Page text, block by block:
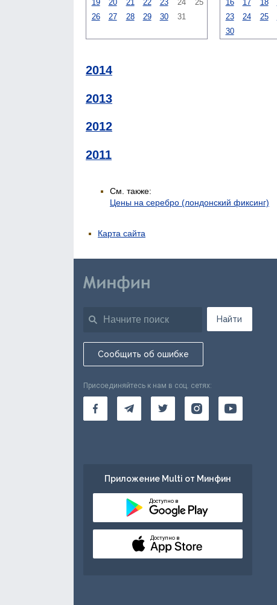
19
20 21 22 23 24
25
26
27 28 29 30 31
16
17 18
23
24 25
30
2014
2013
2012
2011
См. также:
Цены на серебро (лондонский фиксинг)
Карта сайта
Найти
Сообщить об ошибке
Присоединяйтесь к нам в соц. сетях:
Приложение Multi от Минфин
Доступно в
Доступно в